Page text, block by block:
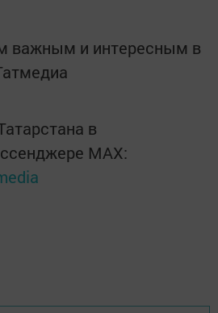
важным и интересным в
в
MАХ: